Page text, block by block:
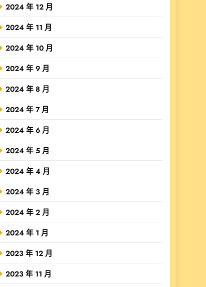
2024 年 12 月
2024 年 11 月
2024 年 10 月
2024 年 9 月
2024 年 8 月
2024 年 7 月
2024 年 6 月
2024 年 5 月
2024 年 4 月
2024 年 3 月
2024 年 2 月
2024 年 1 月
2023 年 12 月
2023 年 11 月